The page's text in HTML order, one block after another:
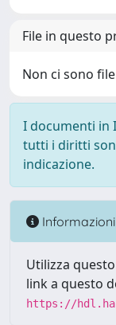
File in questo
Non ci sono
I documenti in
tutti i diritti
indicazione.
Informazioni
Utilizza
link a questo
https://